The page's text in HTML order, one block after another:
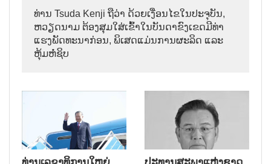
ທ່ານ Tsuda Kenji ຖືວ່າ ດ້ວຍເງື່ອນໄຂໃນປະຈຸບັນ,
ຫວຽດນາມ ຕ້ອງສຸມໃສ່ເຂົ້າໃນບັນດາຂົງເຂດມີທ່າ
ແຮງພັດທະນາກ່ອນ, ພິເສດແມ່ນການຜະລິດ ແລະ
ຫຸ້ມຫໍ່ຊິບ